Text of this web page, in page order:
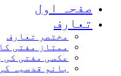
صفحہ اول
تعارف
مختصر تعارف
ممتاز مفتی
عکسی مفتی کی
بانو قدسیہ